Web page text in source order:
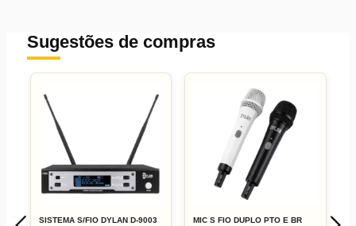
Sugestões de compras
SISTEMA S/FIO DYLAN D-9003
MIC S FIO DUPLO PTO E BR